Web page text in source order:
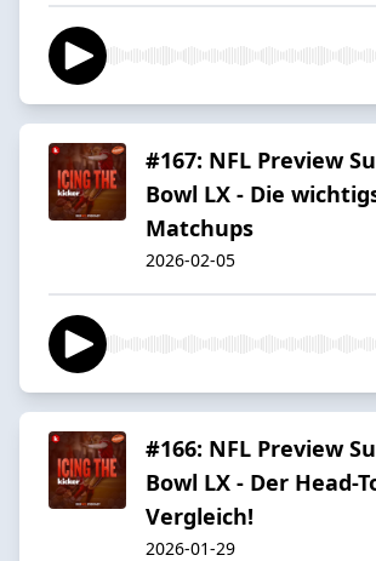
#167: NFL Preview
Bowl LX - Die
Matchups
2026-02-05
#166: NFL Preview
Bowl LX - Der Head-
Vergleich!
2026-01-29